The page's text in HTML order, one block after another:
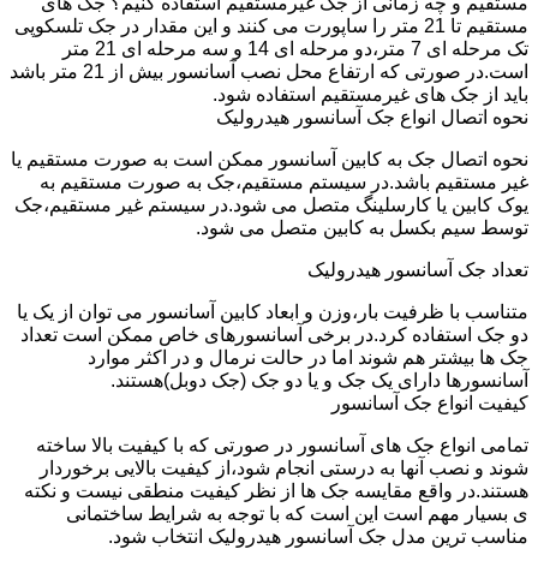
مستقیم تا 21 متر را ساپورت می کنند و این مقدار در جک تلسکوپی
تک مرحله ای 7 متر،دو مرحله ای 14 و سه مرحله ای 21 متر
است.در صورتی که ارتفاع محل نصب آسانسور بیش از 21 متر باشد
باید از جک های غیرمستقیم استفاده شود.
نحوه اتصال انواع جک آسانسور هیدرولیک
نحوه اتصال جک به کابین آسانسور ممکن است به صورت مستقیم یا
غیر مستقیم باشد.در سیستم مستقیم،جک به صورت مستقیم به
یوک کابین یا کارسلینگ متصل می شود.در سیستم غیر مستقیم،جک
توسط سیم بکسل به کابین متصل می شود.
تعداد جک آسانسور هیدرولیک
متناسب با ظرفیت بار،وزن و ابعاد کابین آسانسور می توان از یک یا
دو جک استفاده کرد.در برخی آسانسورهای خاص ممکن است تعداد
جک ها بیشتر هم شوند اما در حالت نرمال و در اکثر موارد
آسانسورها دارای یک جک و یا دو جک (جک دوبل)هستند.
کیفیت انواع جک آسانسور
تمامی انواع جک های آسانسور در صورتی که با کیفیت بالا ساخته
شوند و نصب آنها به درستی انجام شود،از کیفیت بالایی برخوردار
هستند.در واقع مقایسه جک ها از نظر کیفیت منطقی نیست و نکته
ی بسیار مهم است این است که با توجه به شرایط ساختمانی
مناسب ترین مدل جک آسانسور هیدرولیک انتخاب شود.